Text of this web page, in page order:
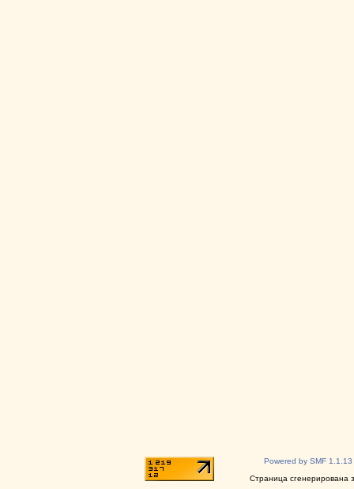
Powered by SMF 1.1.13
Страница сгенерирована